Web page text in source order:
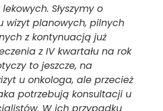
Słyszymy o
wizyt planowych, pilnych
z kontynuacją już
z IV kwartału na rok
to jeszcze, na
u onkologa, ale przecież
potrzebują konsultacji u
W ich przypadku